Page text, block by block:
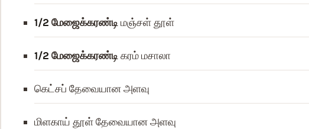
1/2 மேஜைக்கரண்டிமஞ்சள் தூள்
1/2 மேஜைக்கரண்டிகரம் மசாலா
கெட்சப் தேவையான அளவு
மிளகாய் தூள்தேவையான அளவு